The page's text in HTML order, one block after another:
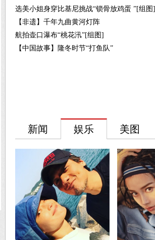
选美小姐身穿比基尼挑战“锁骨放鸡蛋 ”[组图]
【非遗】千年九曲黄河灯阵
航拍壶口瀑布“桃花汛”[组图]
【中国故事】隆冬时节“打鱼队”